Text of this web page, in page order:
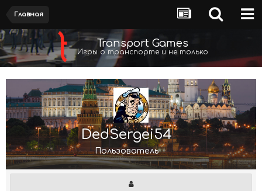
Главная
Transport Games
Игры о транспорте и не только
DedSergei54
Пользователь